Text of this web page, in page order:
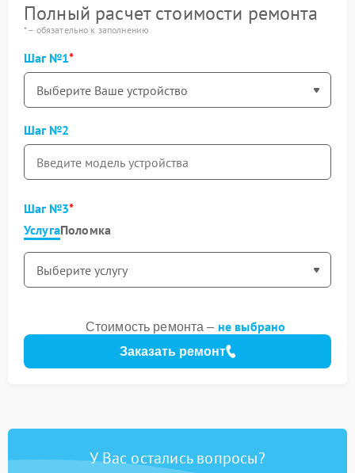
Полный расчет стоимости ремонта
* – обязательно к заполнению
Шаг №1
Шаг №2
Шаг №3
УслугаПоломка
Заказать ремонт
Стоимость ремонта – не выбрано
У Вас остались вопросы?